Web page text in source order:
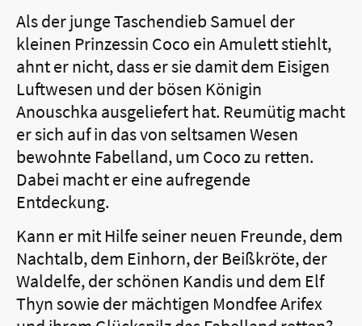
Als der junge Taschendieb Samuel der
kleinen Prinzessin Coco ein Amulett stiehlt,
ahnt er nicht, dass er sie damit dem Eisigen
Luftwesen und der bösen Königin
Anouschka ausgeliefert hat. Reumütig macht
er sich auf in das von seltsamen Wesen
bewohnte Fabelland, um Coco zu retten.
Dabei macht er eine aufregende
Entdeckung.
Kann er mit Hilfe seiner neuen Freunde, dem
Nachtalb, dem Einhorn, der Beißkröte, der
Waldelfe, der schönen Kandis und dem Elf
Thyn sowie der mächtigen Mondfee Arifex